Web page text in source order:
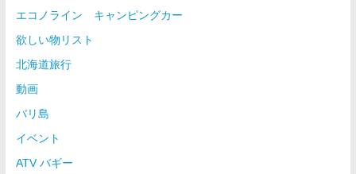
エコノライン キャンピングカー
欲しい物リスト
北海道旅行
動画
バリ島
イベント
ATV バギー